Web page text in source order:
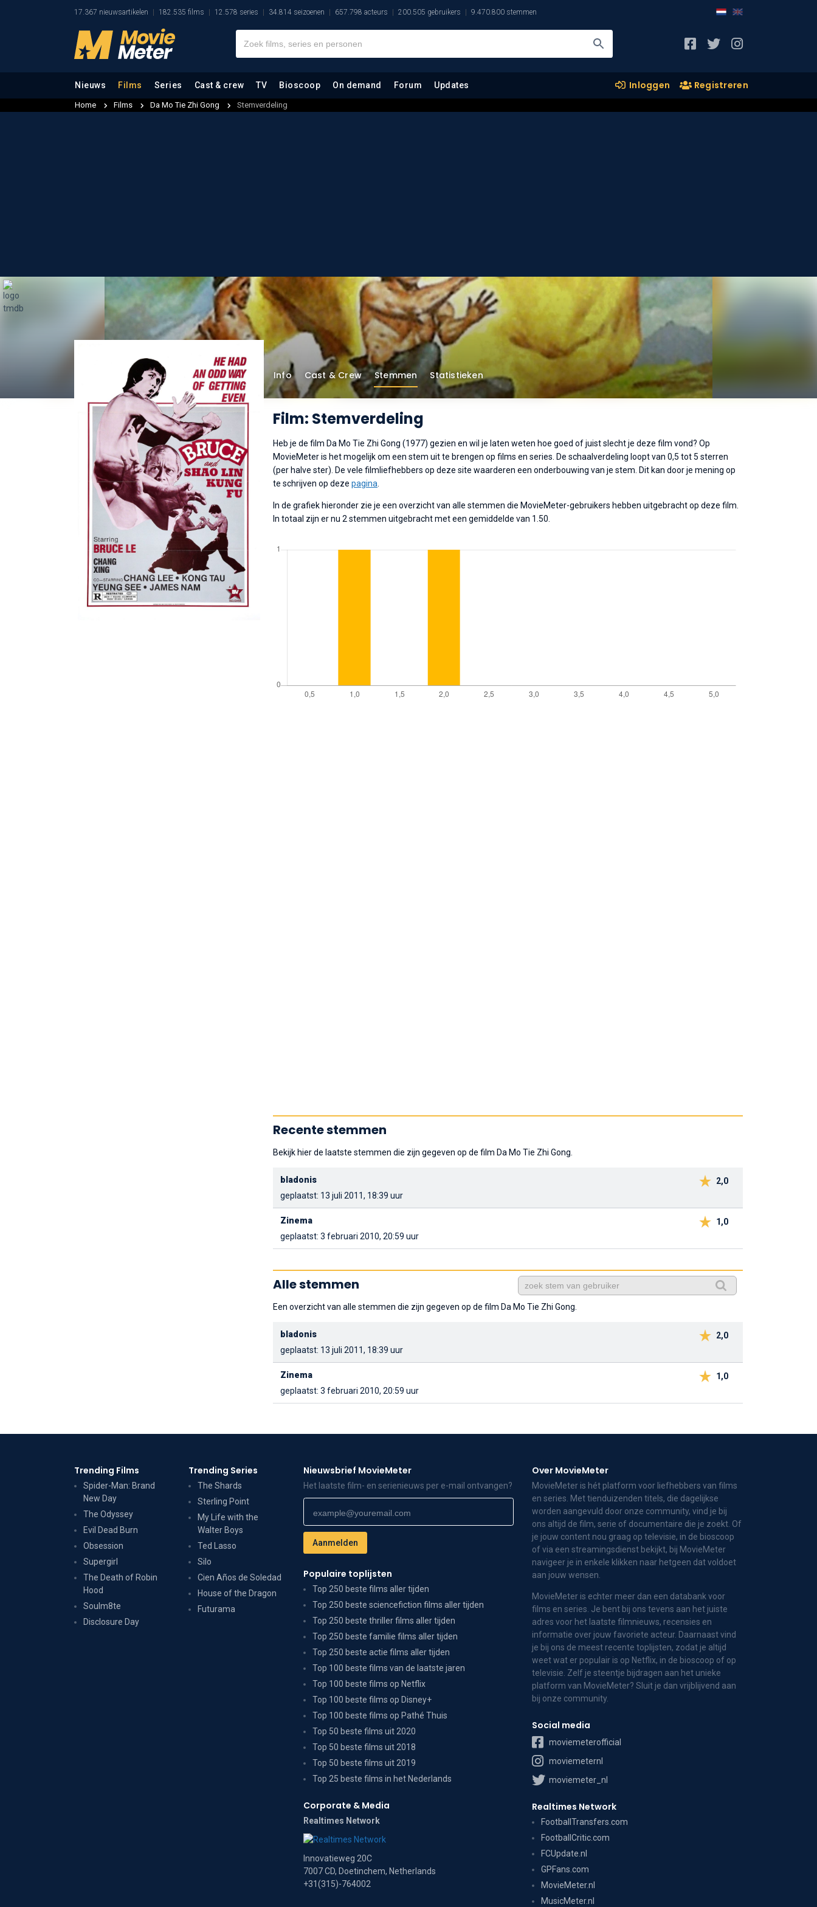
17.367 nieuwsartikelen 182.535 films 12.578 series 34.814 seizoenen 657.798 acteurs 200.505 gebruikers 9.470.800 stemmen
Nieuws Films Series Cast & crew TV Bioscoop On demand Forum Updates Inloggen Registreren
Home Films Da Mo Tie Zhi Gong Stemverdeling
Info Cast & Crew Stemmen Statistieken
Film: Stemverdeling
Heb je de film Da Mo Tie Zhi Gong (1977) gezien en wil je laten weten hoe goed of juist slecht je deze film vond? Op
MovieMeter is het mogelijk om een stem uit te brengen op films en series. De schaalverdeling loopt van 0,5 tot 5 sterren
(per halve ster). De vele filmliefhebbers op deze site waarderen een onderbouwing van je stem. Dit kan door je mening op
te schrijven op deze pagina
In de grafiek hieronder zie je een overzicht van alle stemmen die MovieMeter-gebruikers hebben uitgebracht op deze film.
In totaal zijn er nu 2 stemmen uitgebracht met een gemiddelde van 1.50.
Recente stemmen
Bekijk hier de laatste stemmen die zijn gegeven op de film Da Mo Tie Zhi Gong.
2,0
bladonis
geplaatst: 13 juli 2011, 18:39 uur
1,0
Zinema
geplaatst: 3 februari 2010, 20:59 uur
Alle stemmen
Een overzicht van alle stemmen die zijn gegeven op de film Da Mo Tie Zhi Gong.
2,0
bladonis
geplaatst: 13 juli 2011, 18:39 uur
1,0
Zinema
geplaatst: 3 februari 2010, 20:59 uur
Trending Films
Spider-Man: Brand
New Day
The Odyssey
Evil Dead Burn
Obsession
Supergirl
The Death of Robin
Hood
Soulm8te
Disclosure Day
Trending Series
The Shards
Sterling Point
My Life with the
Walter Boys
Ted Lasso
Silo
Cien Años de Soledad
House of the Dragon
Futurama
Nieuwsbrief MovieMeter
Het laatste film- en serienieuws per e-mail ontvangen?
Populaire toplijsten
Top 250 beste films aller tijden
Top 250 beste sciencefiction films aller tijden
Top 250 beste thriller films aller tijden
Top 250 beste familie films aller tijden
Top 250 beste actie films aller tijden
Top 100 beste films van de laatste jaren
Top 100 beste films op Netflix
Top 100 beste films op Disney+
Top 100 beste films op Pathé Thuis
Top 50 beste films uit 2020
Top 50 beste films uit 2018
Top 50 beste films uit 2019
Top 25 beste films in het Nederlands
Corporate & Media
Realtimes Network
Innovatieweg 20C
7007 CD, Doetinchem, Netherlands
+31(315)-764002
Over MovieMeter
MovieMeter is hét platform voor liefhebbers van films
en series. Met tienduizenden titels, die dagelijkse
worden aangevuld door onze community, vind je bij
ons altijd de film, serie of documentaire die je zoekt. Of
je jouw content nou graag op televisie, in de bioscoop
of via een streamingsdienst bekijkt, bij MovieMeter
navigeer je in enkele klikken naar hetgeen dat voldoet
aan jouw wensen.
MovieMeter is echter meer dan een databank voor
films en series. Je bent bij ons tevens aan het juiste
adres voor het laatste filmnieuws, recensies en
informatie over jouw favoriete acteur. Daarnaast vind
je bij ons de meest recente toplijsten, zodat je altijd
weet wat er populair is op Netflix, in de bioscoop of op
televisie. Zelf je steentje bijdragen aan het unieke
platform van MovieMeter? Sluit je dan vrijblijvend aan
bij onze community.
Social media
moviemeterofficial
moviemeternl
moviemeter_nl
Realtimes Network
FootballTransfers.com
FootballCritic.com
FCUpdate.nl
GPFans.com
MovieMeter.nl
MusicMeter.nl